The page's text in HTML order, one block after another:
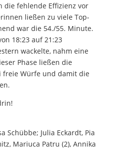
die fehlende Effizienz vor
ließen zu viele Top-
war die 54./55. Minute.
18:23 auf 21:23
wackelte, nahm eine
Phase ließen die
freie Würfe und damit die
Schübbe; Julia Eckardt, Pia
Mariuca Patru (2), Annika